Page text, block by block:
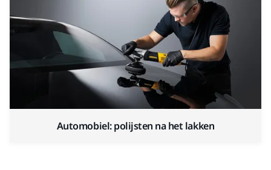
Automobiel: polijsten na het lakken